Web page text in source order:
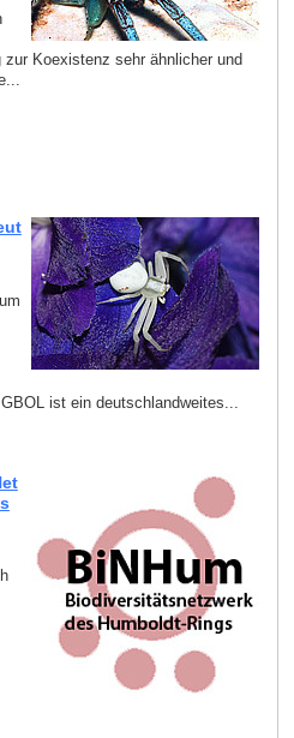
Koexistenz sehr ähnlicher und
ist ein deutschlandweites...